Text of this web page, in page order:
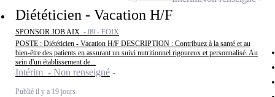
Diététicien - Vacation H/F
SPONSOR JOB AIX - 09 - FOIX
POSTE : Diététicien - Vacation H/F DESCRIPTION : Contribuez à la santé et au
bien-être des patients en assurant un suivi nutritionnel rigoureux et personnalisé. Au
sein d'un établissement de...
Intérim - Non renseigné
Publié il y a 19 jours